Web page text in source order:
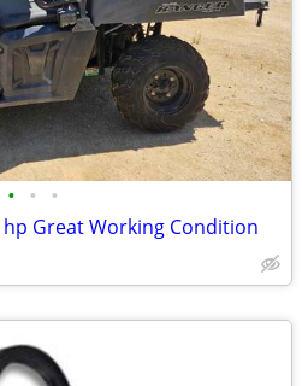
• • •
Great Working Condition